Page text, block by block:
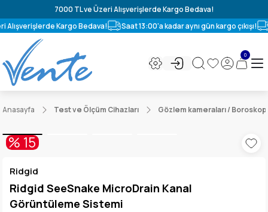
7000 TL ve Üzeri Alışverişlerde Kargo Bedava!
Kargo Bedava!
Saat 13:00'a kadar aynı gün kargo çıkışı!
0
Anasayfa Test ve Ölçüm Cihazları Gözlem kameraları / Boroskop
% 15
Ridgid
Ridgid SeeSnake MicroDrain Kanal
Görüntüleme Sistemi